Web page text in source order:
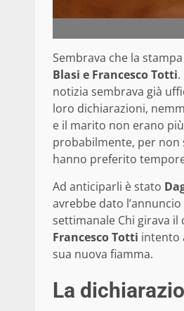
Sembrava che la
Blasi e Francesco Totti
notizia sembrava già
loro dichiarazioni,
e il marito non erano
probabilmente, per non
hanno preferito
Ad anticiparli è stato
avrebbe dato
settimanale Chi girava
Francesco Totti intento
sua nuova fiamma.
La